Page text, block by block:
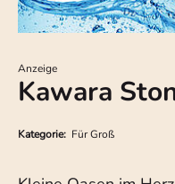
Anzeige
Kawara
Kategorie: Für Groß